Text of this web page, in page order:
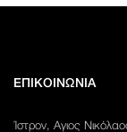
ΕΠΙΚΟΙΝΩΝΙΑ
Ίστρον, Αγιος